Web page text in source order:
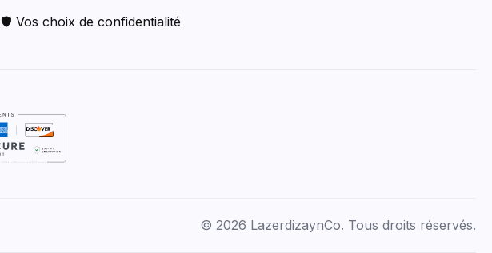
🛡 Vos choix de confidentialité
© 2026 LazerdizaynCo. Tous droits réservés.